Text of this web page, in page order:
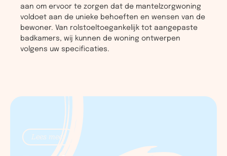
aan om ervoor te zorgen dat de mantelzorgwoning
voldoet aan de unieke behoeften en wensen van de
bewoner. Van rolstoeltoegankelijk tot aangepaste
badkamers, wij kunnen de woning ontwerpen
volgens uw specificaties.
Lees meer